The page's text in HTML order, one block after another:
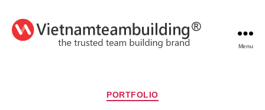
Menu
Chuyên
PORTFOLIO